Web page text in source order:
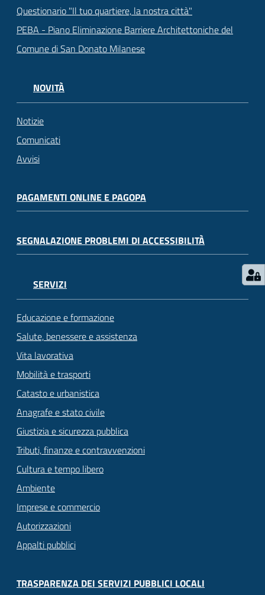
Questionario "Il tuo quartiere, la nostra città"
PEBA - Piano Eliminazione Barriere Architettoniche del
Comune di San Donato Milanese
NOVITÀ
Notizie
Comunicati
Avvisi
PAGAMENTI ONLINE E PAGOPA
SEGNALAZIONE PROBLEMI DI ACCESSIBILITÀ
SERVIZI
Educazione e formazione
Salute, benessere e assistenza
Vita lavorativa
Mobilità e trasporti
Catasto e urbanistica
Anagrafe e stato civile
Giustizia e sicurezza pubblica
Tributi, finanze e contravvenzioni
Cultura e tempo libero
Ambiente
Imprese e commercio
Autorizzazioni
Appalti pubblici
TRASPARENZA DEI SERVIZI PUBBLICI LOCALI